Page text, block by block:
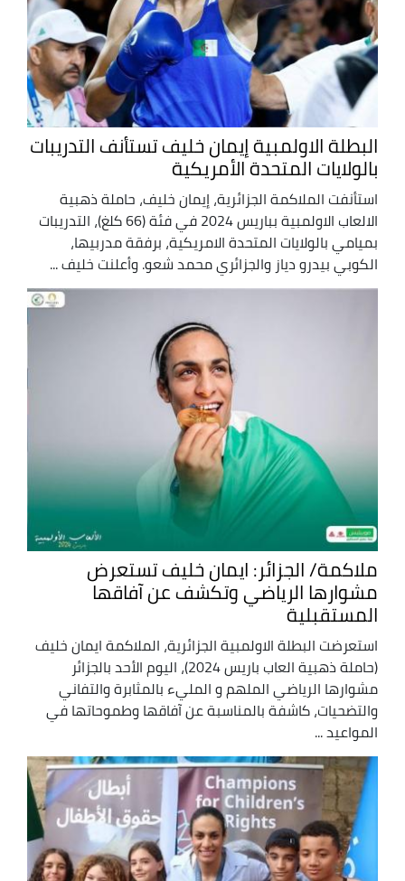
البطلة الاولمبية إيمان خليف تستأنف التدريبات
بالولايات المتحدة الأمريكية
استأنفت الملاكمة الجزائرية، إيمان خليف، حاملة ذهبية
الالعاب الاولمبية بباريس 2024 في فئة (66 كلغ)، التدريبات
بميامي بالولايات المتحدة الامريكية، برفقة مدربيها،
الكوبي بيدرو دياز والجزائري محمد شعو. وأعلنت خليف ...
ملاكمة/ الجزائر: ايمان خليف تستعرض
مشوارها الرياضي وتكشف عن آفاقها
المستقبلية
استعرضت البطلة الاولمبية الجزائرية، الملاكمة ايمان خليف
(حاملة ذهبية العاب باريس 2024)، اليوم الأحد بالجزائر
مشوارها الرياضي الملهم و المليء بالمثابرة والتفاني
والتضحيات، كاشفة بالمناسبة عن آفاقها وطموحاتها في
المواعيد ...